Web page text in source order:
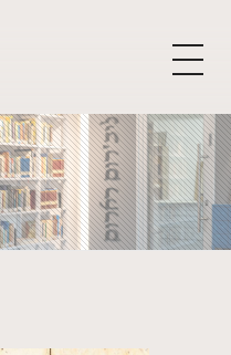
EL DEZASTRO KE BIVIMOS